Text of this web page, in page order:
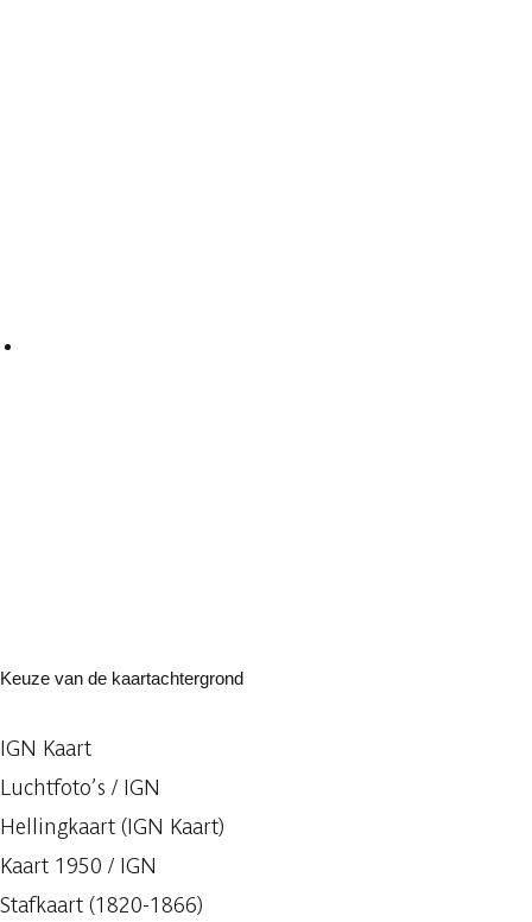
Keuze van de kaartachtergrond
IGN Kaart
Luchtfoto’s / IGN
Hellingkaart (IGN Kaart)
Kaart 1950 / IGN
Stafkaart (1820-1866)